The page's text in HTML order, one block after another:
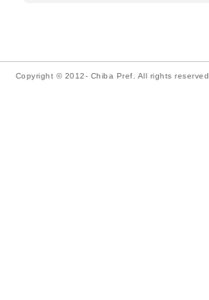
Copyright © 2012- Chiba Pref. All rights reserved.